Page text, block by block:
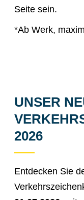
Seite sein.
*Ab Werk,
UNSER
2026
Entdecken Sie